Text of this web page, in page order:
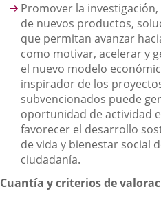
Promover la
de nuevos productos,
que permitan avanzar
como motivar, acelerar y
el nuevo modelo
inspirador de los
subvencionados puede
oportunidad de actividad
favorecer el desarrollo
de vida y bienestar social
ciudadanía.
Cuantía y criterios de